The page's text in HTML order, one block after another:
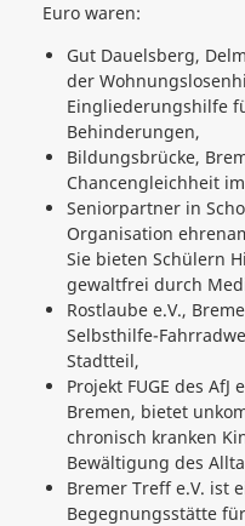
Euro waren:
Gut Dauelsberg,
der
Eingliederungshilfe
Behinderungen,
Bildungsbrücke,
Chancengleichheit
Seniorpartner in
Organisation
Sie bieten Schülern
gewaltfrei durch
Rostlaube e.V.,
Selbsthilfe-
Stadtteil,
Projekt FUGE des
Bremen, bietet
chronisch kranken
Bewältigung des
Bremer Treff e.V. ist
Begegnungsstätte